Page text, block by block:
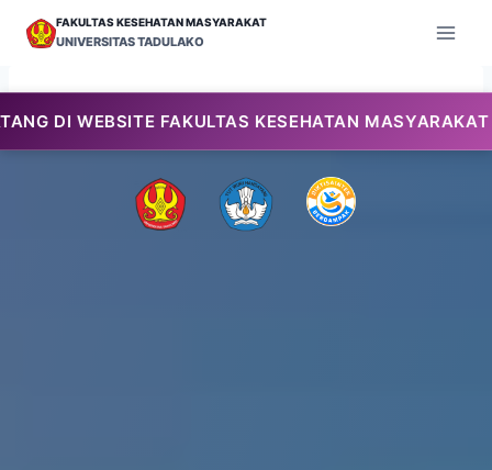
FAKULTAS KESEHATAN MASYARAKAT
UNIVERSITAS TADULAKO
FAKULTAS KESEHATAN MASYARAKAT